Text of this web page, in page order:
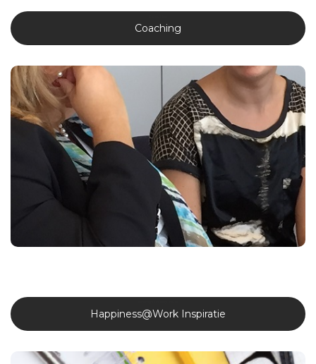
Coaching
We begeleiden individuele medewerkers op vlak van stress- en
burn-out, corporate well-being professionals, managers en
leidinggevenden om specifieke uitdagingen rond welzijn en
werkgeluk aan te pakken en oplossingen op maat te formuleren.
Meer weten?
Happiness@Work Inspiratie